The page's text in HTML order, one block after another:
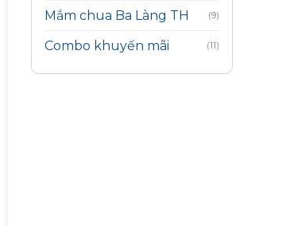
Mắm chua Ba Làng TH (9)
Combo khuyến mãi (11)